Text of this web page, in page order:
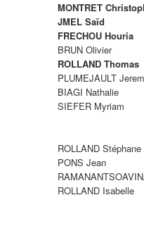
MONTRET
JMEL Saïd
FRECHOU Houria
BRUN Olivier
ROLLAND Thomas
PLUMEJAULT
BIAGI Nathalie
SIEFER Myriam
ROLLAND Stéphane
PONS Jean
ROLLAND Isabelle